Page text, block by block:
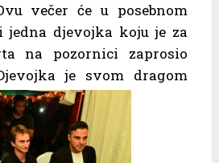
večer će u posebnom
jedna djevojka koju je za
na pozornici zaprosio
je svom dragom